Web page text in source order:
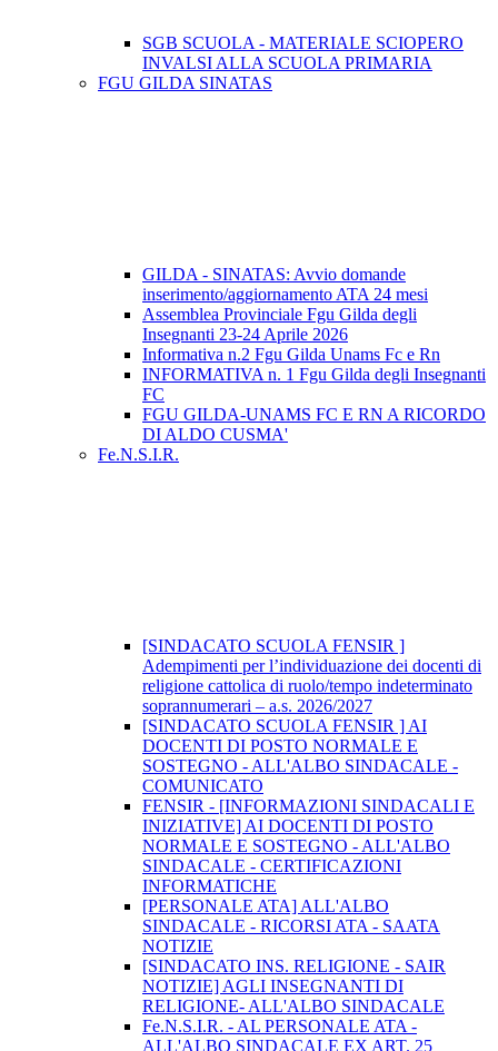
SGB SCUOLA - MATERIALE SCIOPERO
INVALSI ALLA SCUOLA PRIMARIA
FGU GILDA SINATAS
GILDA - SINATAS: Avvio domande
inserimento/aggiornamento ATA 24 mesi
Assemblea Provinciale Fgu Gilda degli
Insegnanti 23-24 Aprile 2026
Informativa n.2 Fgu Gilda Unams Fc e Rn
INFORMATIVA n. 1 Fgu Gilda degli Insegnanti
FC
FGU GILDA-UNAMS FC E RN A RICORDO
DI ALDO CUSMA'
Fe.N.S.I.R.
[SINDACATO SCUOLA FENSIR ]
Adempimenti per l’individuazione dei docenti di
religione cattolica di ruolo/tempo indeterminato
soprannumerari – a.s. 2026/2027
[SINDACATO SCUOLA FENSIR ] AI
DOCENTI DI POSTO NORMALE E
SOSTEGNO - ALL'ALBO SINDACALE -
COMUNICATO
FENSIR - [INFORMAZIONI SINDACALI E
INIZIATIVE] AI DOCENTI DI POSTO
NORMALE E SOSTEGNO - ALL'ALBO
SINDACALE - CERTIFICAZIONI
INFORMATICHE
[PERSONALE ATA] ALL'ALBO
SINDACALE - RICORSI ATA - SAATA
NOTIZIE
[SINDACATO INS. RELIGIONE - SAIR
NOTIZIE] AGLI INSEGNANTI DI
RELIGIONE- ALL'ALBO SINDACALE
Fe.N.S.I.R. - AL PERSONALE ATA -
ALL'ALBO SINDACALE EX ART. 25